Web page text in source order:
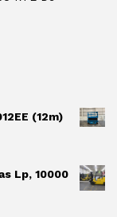
(12m)
Lp, 10000